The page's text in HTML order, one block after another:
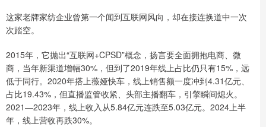
这家老牌家纺企业曾第一个闻到互联网风向，却在接连换道中一次
次踏空。
2015年，它抛出“互联网+CPSD”概念，扬言要全面拥抱电商、微
商，当年新渠道增幅30%，但到了2019年线上占比仍只有15%，远
低于同行。2020年搭上薇娅快车，线上销售额一度冲到4.31亿元、
占比19.43%，但直播监管收紧、头部主播翻车，引擎瞬间熄火。
2021—2023年，线上收入从5.84亿元连跌至5.03亿元。2024上半
年，线上营收再跌30%。